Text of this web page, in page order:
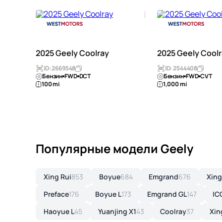
2025 Geely Coolray
ID: 2669548
Бензин FWD DCT
100 mi
2025 Geely
ID: 2544408
Бензин FWD CVT
1,000 mi
Популярные модели Geely
Xing Rui853 Boyue684 Emgrand676
Preface176 Boyue L173 Emgrand GL147
Haoyue L45 Yuanjing X143 Coolray37